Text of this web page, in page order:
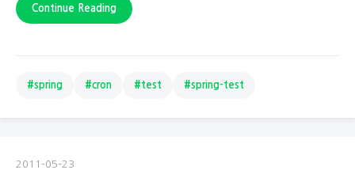
Continue Reading
#spring #cron #test #spring-test
2011-05-23